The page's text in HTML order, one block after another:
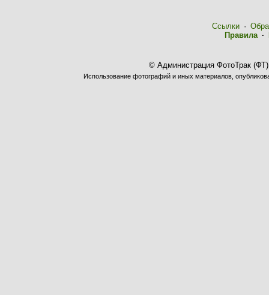
Ссылки·
Правила·
© Администрация ФотоТрак
Использование фотографий и иных материалов,